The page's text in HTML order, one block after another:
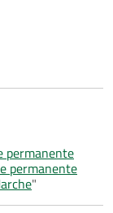
permanente
permanente
"